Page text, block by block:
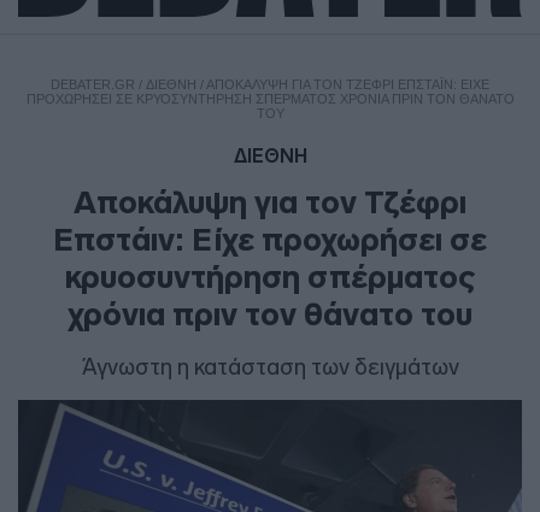
DEBATER.GR / ΔΙΕΘΝΗ / ΑΠΟΚΆΛΥΨΗ ΓΙΑ ΤΟΝ ΤΖΈΦΡΙ ΕΠΣΤΆΙΝ: ΕΊΧΕ
ΠΡΟΧΩΡΉΣΕΙ ΣΕ ΚΡΥΟΣΥΝΤΉΡΗΣΗ ΣΠΈΡΜΑΤΟΣ ΧΡΌΝΙΑ ΠΡΙΝ ΤΟΝ ΘΆΝΑΤΟ
ΤΟΥ
ΔΙΕΘΝΗ
Αποκάλυψη για τον Τζέφρι
Επστάιν: Είχε προχωρήσει σε
κρυοσυντήρηση σπέρματος
χρόνια πριν τον θάνατο του
Άγνωστη η κατάσταση των δειγμάτων